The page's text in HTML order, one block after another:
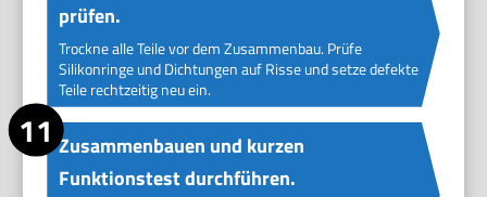
prüfen.
Trockne alle Teile vor dem Zusammenbau. Prüfe
Silikonringe und Dichtungen auf Risse und setze defekte
Teile rechtzeitig neu ein.
Zusammenbauen und kurzen
Funktionstest durchführen.